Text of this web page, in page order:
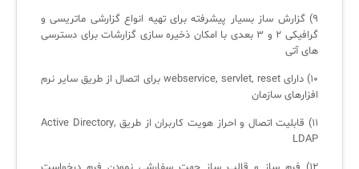
۹) گزارش ساز بسیار پیشرفته برای تهیه انواع گزارشی ماتریسی و
گرافیکی ۲ و ۳ بعدی با امکان ذخیره سازی گزارشات برای دسترسی
های آتی
۱۰) دارای webservice, servlet, reset برای اتصال از طریق سایر نرم
افزارهای سازمان
۱۱) قابلیت اتصال و احراز هویت کاربران از طریق Active Directory,
LDAP
سامانه مدیریت دسترسی ممتاز
سامانه مدیریت و مانیتورینگ شبکه
سامانه آزمون آنلاین